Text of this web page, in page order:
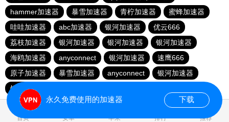
hammer加速器
暴雪加速器 青柠加速器
蜜蜂加速器
哇哇加速器
abc加速器 银河加速器
优云666
荔枝加速器
银河加速器 银河加速器
银河加速器
海鸥加速器
anyconnect 银河加速器
速鹰666
原子加速器
暴雪加速器 anyconnect
银河加速器
银河加速器
首页 安卓 苹果 排行 推荐
永久免费使用的加速器 下载
0.642138s